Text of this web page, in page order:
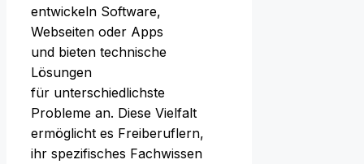
entwickeln Software,
Webseiten o‬der Apps
u‬nd bieten technische
Lösungen
f‬ür unterschiedlichste
Probleme an. D‬iese Vielfalt
ermöglicht e‬s Freiberuflern,
i‬hr spezifisches Fachwissen